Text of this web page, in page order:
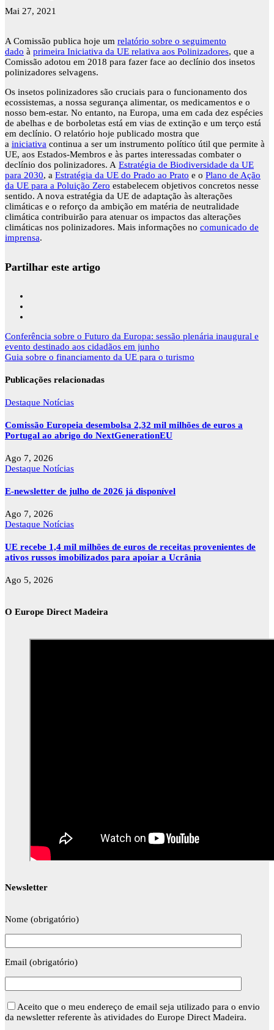
Mai 27, 2021
A Comissão publica hoje um relatório sobre o seguimento
dado à primeira Iniciativa da UE relativa aos Polinizadores, que a
Comissão adotou em 2018 para fazer face ao declínio dos insetos
polinizadores selvagens.
Os insetos polinizadores são cruciais para o funcionamento dos
ecossistemas, a nossa segurança alimentar, os medicamentos e o
nosso bem-estar. No entanto, na Europa, uma em cada dez espécies
de abelhas e de borboletas está em vias de extinção e um terço está
em declínio. O relatório hoje publicado mostra que
a iniciativa continua a ser um instrumento político útil que permite à
UE, aos Estados-Membros e às partes interessadas combater o
declínio dos polinizadores. A Estratégia de Biodiversidade da UE
para 2030, a Estratégia da UE do Prado ao Prato e o Plano de Ação
da UE para a Poluição Zero estabelecem objetivos concretos nesse
sentido. A nova estratégia da UE de adaptação às alterações
climáticas e o reforço da ambição em matéria de neutralidade
climática contribuirão para atenuar os impactos das alterações
climáticas nos polinizadores. Mais informações no comunicado de
imprensa.
Partilhar este artigo
Navegação
de
artigos
Conferência sobre o Futuro da Europa: sessão plenária inaugural e
evento destinado aos cidadãos em junho
Guia sobre o financiamento da UE para o turismo
Publicações relacionadas
Destaque Notícias
Comissão Europeia desembolsa 2,32 mil milhões de euros a
Portugal ao abrigo do NextGenerationEU
Ago 7, 2026
Destaque Notícias
E-newsletter de julho de 2026 já disponível
Ago 7, 2026
Destaque Notícias
UE recebe 1,4 mil milhões de euros de receitas provenientes de
ativos russos imobilizados para apoiar a Ucrânia
Ago 5, 2026
O Europe Direct Madeira
Newsletter
Nome (obrigatório)
Email (obrigatório)
Aceito que o meu endereço de email seja utilizado para o envio
da newsletter referente às atividades do Europe Direct Madeira.